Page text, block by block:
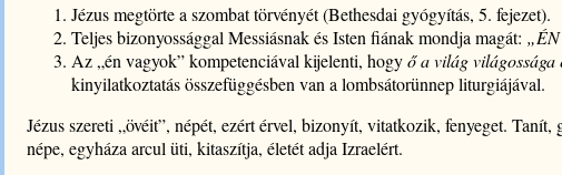
Jézus megtörte a szombat törvényét (Bethesdai gyógyítás, 5. fejezet).
Teljes bizonyossággal Messiásnak és Isten fiának mondja magát:
Az „én vagyok” kompetenciával kijelenti, hogyő a világ világossága
kinyilatkoztatás összefüggésben van a lombsátorünnep liturgiájával.
Jézus szereti „övéit”, népét, ezért érvel, bizonyít, vitatkozik, fenyeget.
népe, egyháza arcul üti, kitaszítja, életét adja Izraelért.